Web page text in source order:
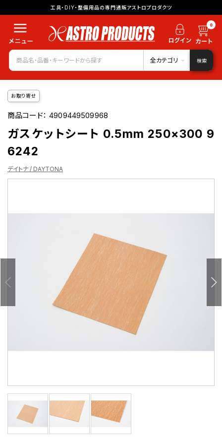
工具・DIY・整備用品の専門通販アストロプロダクツ
0
全カテゴリ 検索
お取り寄せ
商品コード：4909449509968
ガスケットシート 0.5mm 250×300 9
6242
デイトナ / DAYTONA